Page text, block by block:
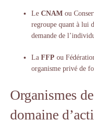
Le CNAM ou
regroupe quant à lui
demande de
La FFP ou
organisme privé de
Organismes
domaine